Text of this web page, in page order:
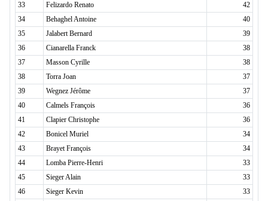
33
Felizardo Renato
42
34
Behaghel Antoine
40
35
Jalabert Bernard
39
36
Cianarella Franck
38
37
Masson Cyrille
38
38
Torra Joan
37
39
Wegnez Jérôme
37
40
Calmels François
36
41
Clapier Christophe
36
42
Bonicel Muriel
34
43
Brayet François
34
44
Lomba Pierre-Henri
33
45
Sieger Alain
33
46
Sieger Kevin
33